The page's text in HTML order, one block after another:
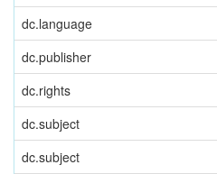
dc.language
dc.publisher
dc.rights
dc.subject
dc.subject